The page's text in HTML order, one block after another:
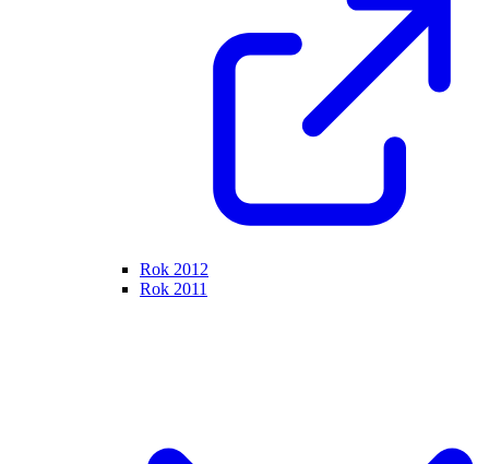
Rok 2012
Rok 2011